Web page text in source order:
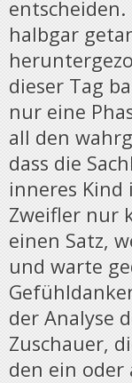
halbgar
dieser Tag
nur eine
all den
dass die
inneres
Zweifler nur
einen Satz,
und warte
der Analyse
Zuschauer,
den ein oder